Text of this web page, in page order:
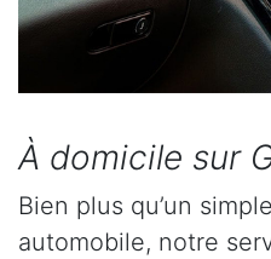
À domicile sur
Bien plus qu’un
automobile, notre